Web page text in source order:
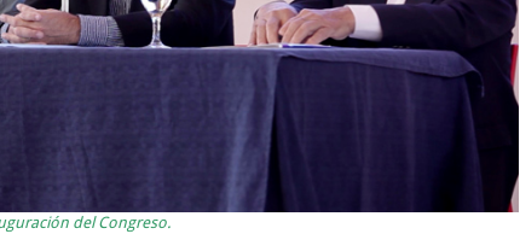
del Congreso.